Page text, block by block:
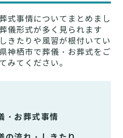
式事情についてまとめまし
儀形式が多く見られます
きたりや風習が根付いてい
神栖市で葬儀・お葬式をご
みてください。
・お葬式事情